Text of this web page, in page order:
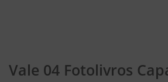
Vale 04 Fotolivros